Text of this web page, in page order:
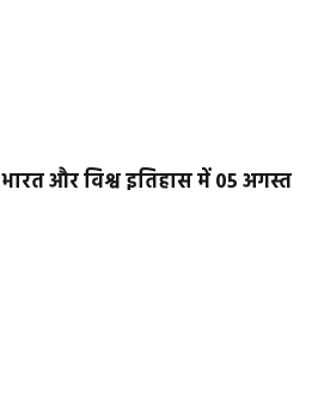
भारत और विश्व इतिहास में 05 अगस्त